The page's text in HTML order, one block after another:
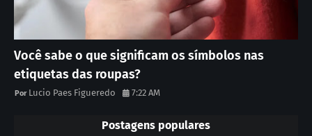
Você sabe o que significam os símbolos nas
etiquetas das roupas?
Lucio Paes Figueredo 7:22 AM
Postagens populares